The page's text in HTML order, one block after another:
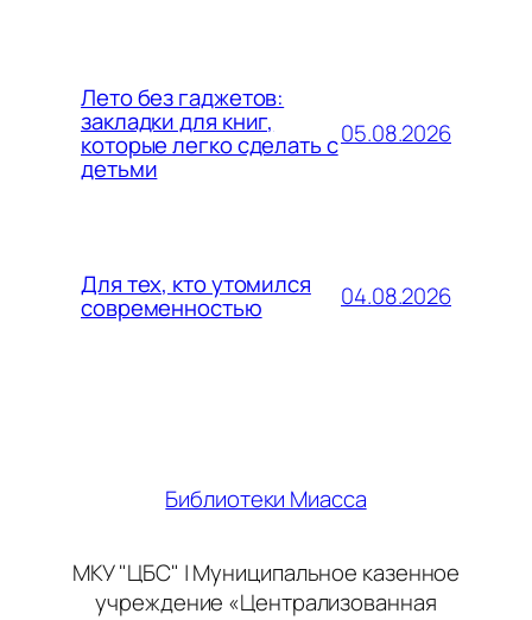
Лето без гаджетов:
закладки для книг,
которые легко сделать с
детьми
05.08.2026
Для тех, кто утомился
современностью 04.08.2026
Библиотеки Миасса
МКУ "ЦБС" | Муниципальное казенное
учреждение «Централизованная